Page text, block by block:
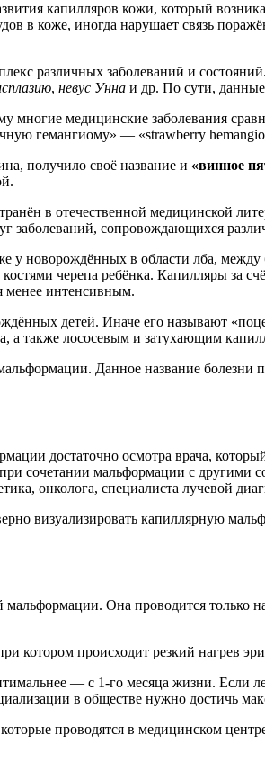
капилляров кожи, который
в коже, иногда нарушает связь
различных заболеваний и
, невус Унна и др. По сути,
многие медицинские заболевания
гемангиому» — «strawberry
получило своё название и «винное
в отечественной медицинской
заболеваний, сопровождающихся
новорождённых в области лба, между
черепа ребёнка. Капилляры за
менее интенсивным.
детей. Иначе его называют
а также лососевым и затухающим
Данное название болезни
достаточно осмотра врача,
сочетании мальформации с
онколога, специалиста лучевой
визуализировать капиллярную
Она проводится только
котором происходит резкий нагрев
— с 1-го месяца жизни. Если
в обществе нужно достичь
проводятся в медицинском